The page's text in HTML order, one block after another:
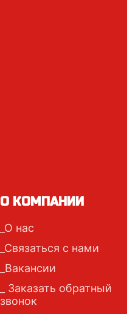
О КОМПАНИИ
О нас
Связаться с нами
Вакансии
Заказать обратный
звонок